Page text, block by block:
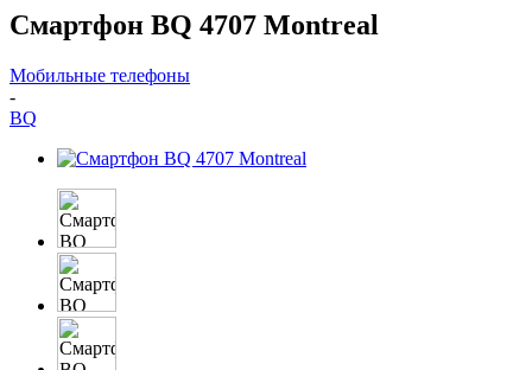
Смартфон BQ 4707 Montreal
Мобильные телефоны
-
BQ